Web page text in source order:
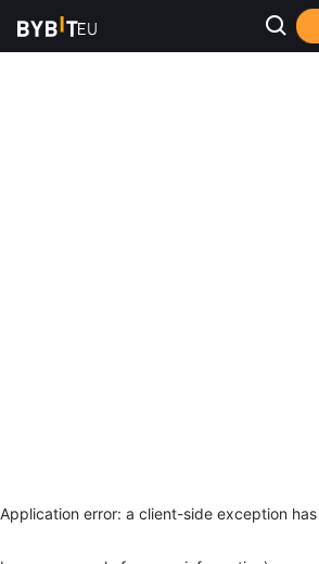
Application error: a client-side exception